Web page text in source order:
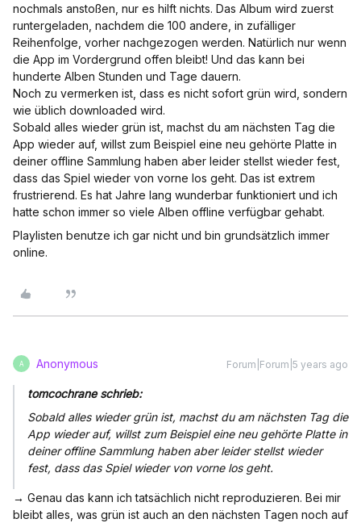
nochmals anstoßen, nur es hilft nichts. Das Album wird zuerst
runtergeladen, nachdem die 100 andere, in zufälliger
Reihenfolge, vorher nachgezogen werden. Natürlich nur wenn
die App im Vordergrund offen bleibt! Und das kann bei
hunderte Alben Stunden und Tage dauern.
Noch zu vermerken ist, dass es nicht sofort grün wird, sondern
wie üblich downloaded wird.
Sobald alles wieder grün ist, machst du am nächsten Tag die
App wieder auf, willst zum Beispiel eine neu gehörte Platte in
deiner offline Sammlung haben aber leider stellst wieder fest,
dass das Spiel wieder von vorne los geht. Das ist extrem
frustrierend. Es hat Jahre lang wunderbar funktioniert und ich
hatte schon immer so viele Alben offline verfügbar gehabt.
Playlisten benutze ich gar nicht und bin grundsätzlich immer
online.
A Anonymous Forum|Forum|5 years ago
tomcochrane schrieb:
Sobald alles wieder grün ist, machst du am nächsten Tag die
App wieder auf, willst zum Beispiel eine neu gehörte Platte in
deiner offline Sammlung haben aber leider stellst wieder
fest, dass das Spiel wieder von vorne los geht.
→ Genau das kann ich tatsächlich nicht reproduzieren. Bei mir
bleibt alles, was grün ist auch an den nächsten Tagen noch auf